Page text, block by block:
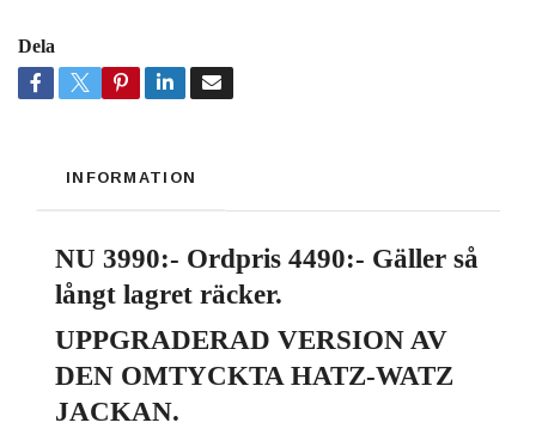
Dela
INFORMATION
NU 3990:- Ordpris 4490:- Gäller så
långt lagret räcker.
UPPGRADERAD VERSION AV
DEN OMTYCKTA HATZ-WATZ
JACKAN.